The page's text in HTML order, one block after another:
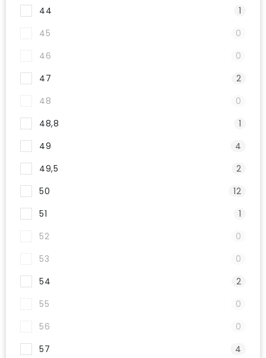
44
1
45
0
46
0
47
2
48
0
48,8
1
49
4
49,5
2
50
12
51
1
52
0
53
0
54
2
55
0
56
0
57
4